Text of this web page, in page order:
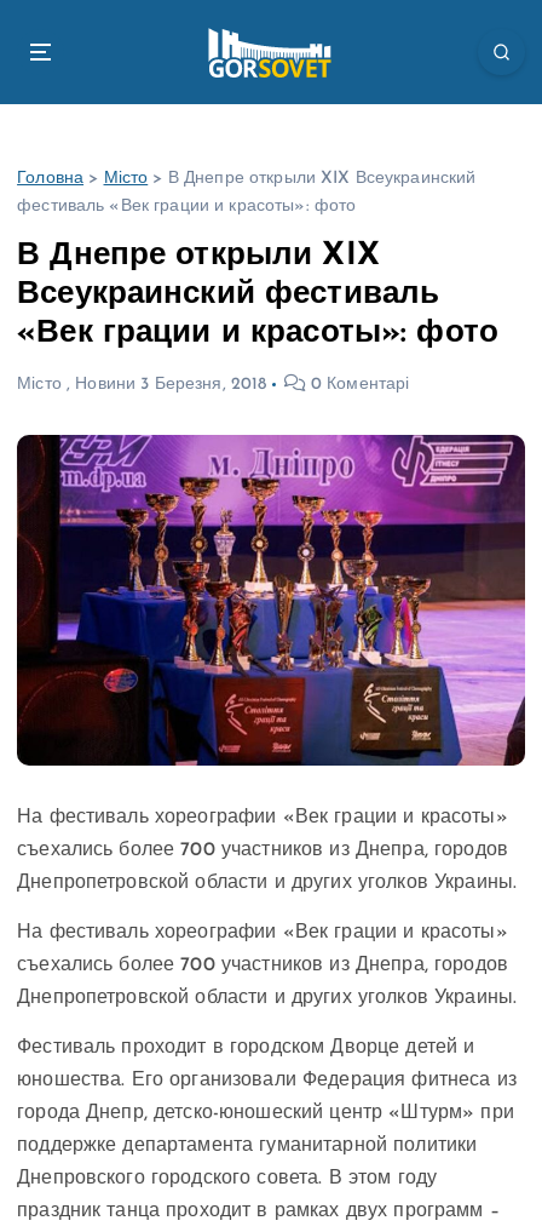
Головна > Місто > В Днепре открыли XIX Всеукраинский
фестиваль «Век грации и красоты»: фото
В Днепре открыли XIX
Всеукраинский фестиваль
«Век грации и красоты»: фото
Місто, Новини 3 Березня, 2018 0 Коментарі
На фестиваль хореографии «Век грации и красоты»
съехались более 700 участников из Днепра, городов
Днепропетровской области и других уголков Украины.
На фестиваль хореографии «Век грации и красоты»
съехались более 700 участников из Днепра, городов
Днепропетровской области и других уголков Украины.
Фестиваль проходит в городском Дворце детей и
юношества. Его организовали Федерация фитнеса из
города Днепр, детско-юношеский центр «Штурм» при
поддержке департамента гуманитарной политики
Днепровского городского совета. В этом году
праздник танца проходит в рамках двух программ –